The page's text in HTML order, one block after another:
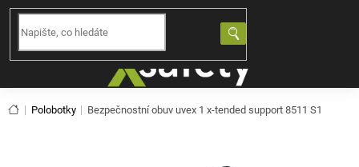
Přejít
obsah
Domů
Polobotky Bezpečnostní obuv uvex 1 x-tended support 8511 S1